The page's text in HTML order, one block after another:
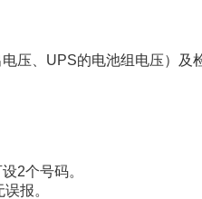
压、UPS的电池组电压）及
2个号码。
报。